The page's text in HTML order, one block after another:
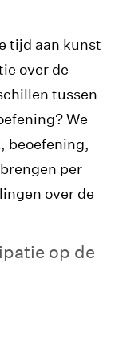
tijd aan kunst
over de
tussen
We
beoefening,
brengen per
over de
op de